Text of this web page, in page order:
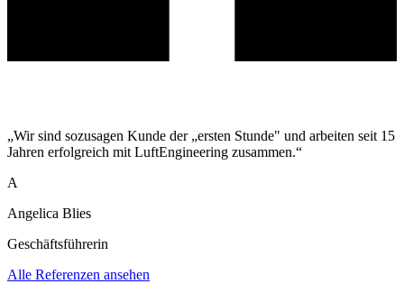
„Wir sind sozusagen Kunde der „ersten Stunde" und arbeiten seit 15
Jahren erfolgreich mit LuftEngineering zusammen.“
A
Angelica Blies
Geschäftsführerin
Alle Referenzen ansehen